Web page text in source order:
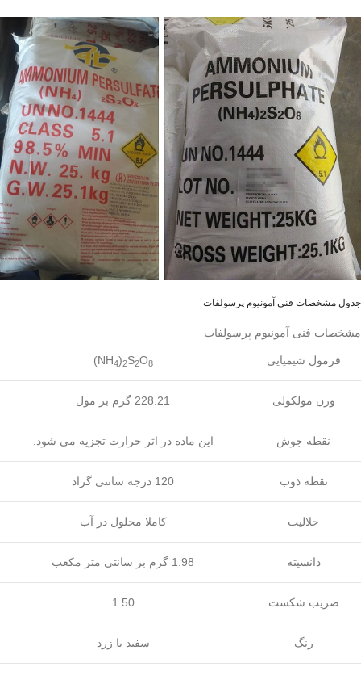
جدول مشخصات فنی آمونیوم پرسولفات
مشخصات فنی آمونیوم پرسولفات
فرمول شیمیایی NH4)2S2O8
)
وزن مولکولی 228.21 گرم بر مول
نقطه جوش این ماده در اثر حرارت تجزیه می شود.
نقطه ذوب 120 درجه سانتی گراد
حلالیت کاملا محلول در آب
دانسیته 1.98 گرم بر سانتی متر مکعب
ضریب شکست 1.50
رنگ سفید یا زرد